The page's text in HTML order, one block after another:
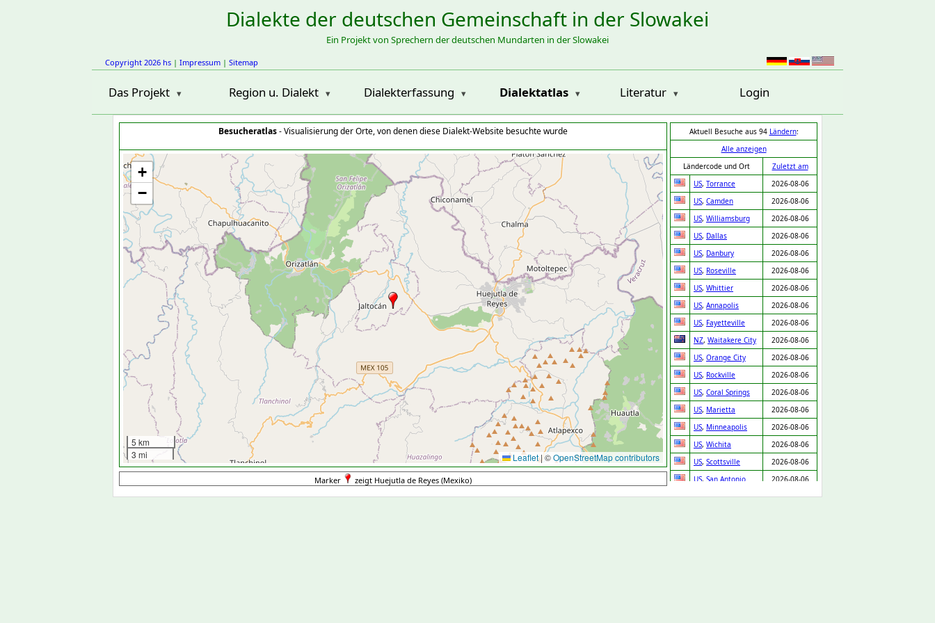
Dialekte der deutschen Gemeinschaft in der Slowakei
Ein Projekt von Sprechern der deutschen Mundarten in der Slowakei
Copyright 2026 hs | Impressum | Sitemap
Das Projekt Region u. Dialekt Dialekterfassung Dialektatlas Literatur Login
Besucheratlas- Visualisierung der Orte, von denen diese Dialekt-Website besuchte wurde
+
−
5 km
3 mi
Leaflet | ©OpenStreetMap contributors
Aktuell Besuche aus 94 Ländern:
Alle anzeigen
Ländercode und Ort
Zuletzt am
US, Torrance
2026-08-06
US, Camden
2026-08-06
US, Williamsburg
2026-08-06
US, Dallas
2026-08-06
US, Danbury
2026-08-06
US, Roseville
2026-08-06
US, Whittier
2026-08-06
US, Annapolis
2026-08-06
US, Fayetteville
2026-08-06
NZ, Waitakere City
2026-08-06
US, Orange City
2026-08-06
US, Rockville
2026-08-06
US, Coral Springs
2026-08-06
US, Marietta
2026-08-06
US, Minneapolis
2026-08-06
US, Wichita
2026-08-06
US, Scottsville
2026-08-06
US, San Antonio
2026-08-06
US,Cherry Hill
2026-08-06
Marker zeigt Huejutla de Reyes (Mexiko)